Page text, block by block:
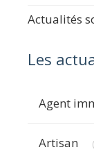
Actualités
Les
Agent
Artisan